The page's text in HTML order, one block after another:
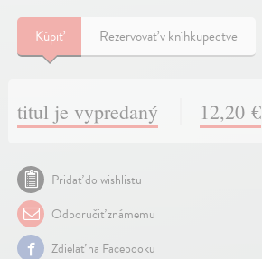
Kúpiť Rezervovať v kníhkupectve
titul je vypredaný 12,20 €
Pridať do wishlistu
Odporučiť známemu
Zdielať na Facebooku